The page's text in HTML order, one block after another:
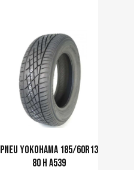
pneu Yokohama 185/60R13
80 H A539